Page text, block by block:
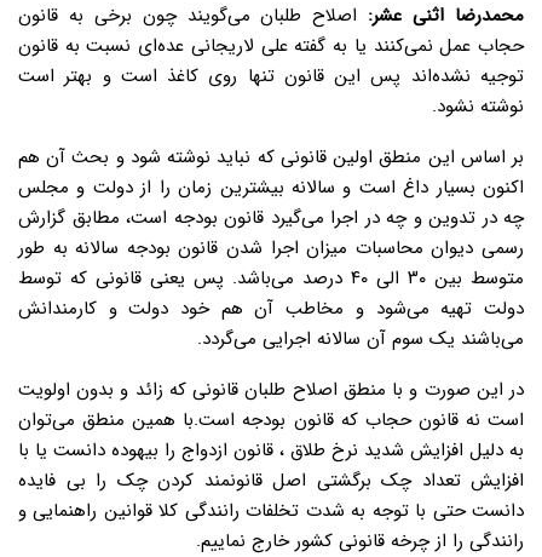
محمدرضا اثنی عشر: اصلاح طلبان می‌گویند چون برخی به قانون
حجاب عمل نمی‌کنند یا به گفته علی لاریجانی عده‌ای نسبت به قانون
توجیه نشده‌اند پس این قانون تنها روی کاغذ است و بهتر است
نوشته نشود.
بر اساس این منطق اولین قانونی که نباید نوشته شود و بحث آن هم
اکنون بسیار داغ است و سالانه بیشترین زمان را از دولت و مجلس
چه در تدوین و چه در اجرا می‌گیرد قانون بودجه است، مطابق گزارش
رسمی دیوان محاسبات میزان اجرا شدن قانون بودجه سالانه به طور
متوسط بین ۳۰ الی ۴۰ درصد می‌باشد. پس یعنی قانونی که توسط
دولت تهیه می‌شود و مخاطب آن هم خود دولت و کارمندانش
می‌باشند یک سوم آن سالانه اجرایی می‌گردد.
در این صورت و با منطق اصلاح طلبان قانونی که زائد و بدون اولویت
است نه قانون حجاب که قانون بودجه است.با همین منطق می‌توان
به دلیل افزایش شدید نرخ طلاق ، قانون ازدواج را بیهوده دانست یا با
افزایش تعداد چک برگشتی اصل قانونمند کردن چک را بی فایده
دانست حتی با توجه به شدت تخلفات رانندگی کلا قوانین راهنمایی و
رانندگی را از چرخه قانونی کشور خارج نماییم.